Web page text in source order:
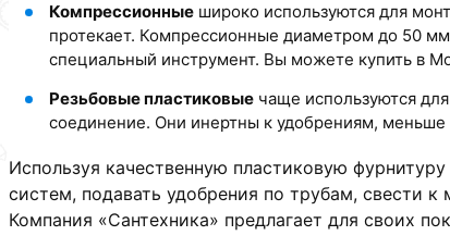
Компрессионные широко используются для
протекает. Компрессионные диаметром до 50
специальный инструмент. Вы можете купить в
Резьбовые пластиковые чаще используются
соединение. Они инертны к удобрениям, меньше
Используя качественную пластиковую
систем, подавать удобрения по трубам, свести
Компания «Сантехника» предлагает для своих